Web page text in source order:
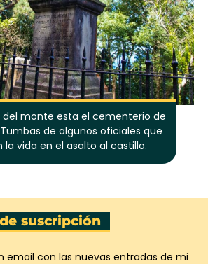
del monte esta el cementerio de
de algunos oficiales que
la vida en el asalto al castillo.
suscripción
email con las nuevas entradas de mi